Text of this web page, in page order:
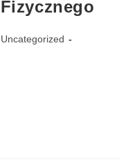
Uncategorized